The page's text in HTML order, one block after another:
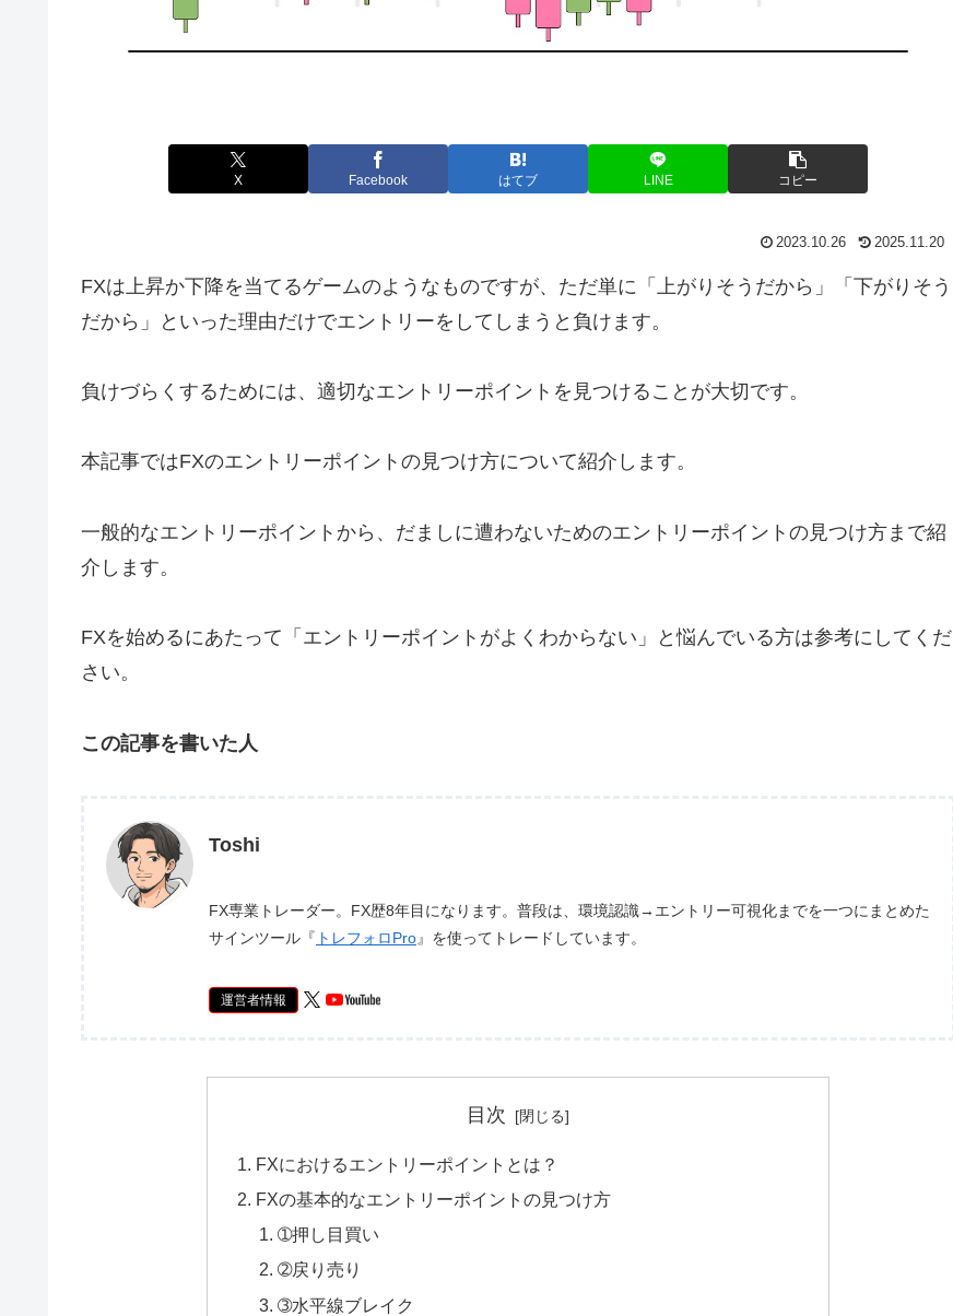
X Facebook はてブ LINE コピー
2023.10.26 2025.11.20
FXは上昇か下降を当てるゲームのようなものですが、ただ単に「上がりそうだから」「下がりそう
だから」といった理由だけでエントリーをしてしまうと負けます。
負けづらくするためには、適切なエントリーポイントを見つけることが大切です。
本記事ではFXのエントリーポイントの見つけ方について紹介します。
一般的なエントリーポイントから、だましに遭わないためのエントリーポイントの見つけ方まで紹
介します。
FXを始めるにあたって「エントリーポイントがよくわからない」と悩んでいる方は参考にしてくだ
さい。
この記事を書いた人
Toshi
FX専業トレーダー。FX歴8年目になります。普段は、環境認識→エントリー可視化までを一つにまとめた
サインツール『 トレフォロPro』を使ってトレードしています。
運営者情報
目次
FXにおけるエントリーポイントとは？
FXの基本的なエントリーポイントの見つけ方
➀押し目買い
➁戻り売り
➂水平線ブレイク